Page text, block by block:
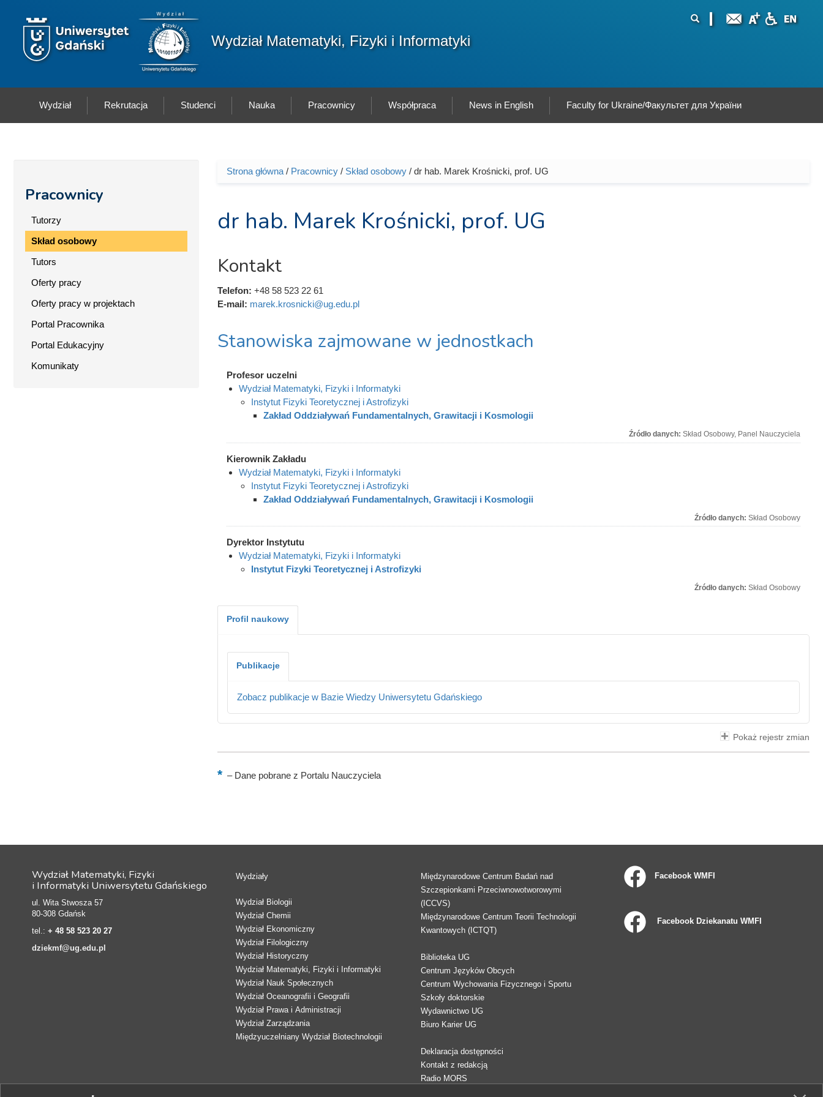
Wydział Matematyki, Fizyki i Informatyki
Wydział Rekrutacja Studenci Nauka Pracownicy Współpraca News in English Faculty for Ukraine/Факультет для України
Pracownicy
Tutorzy
Skład osobowy
Tutors
Oferty pracy
Oferty pracy w projektach
Portal Pracownika
Portal Edukacyjny
Komunikaty
Jesteś tutaj
Strona główna/ Pracownicy/ Skład osobowy/ dr hab. Marek Krośnicki, prof. UG
dr hab. Marek Krośnicki, prof. UG
Kontakt
Telefon: +48 58 523 22 61
E-mail: marek.krosnicki@ug.edu.pl
Stanowiska zajmowane w jednostkach
Profesor uczelni
Wydział Matematyki, Fizyki i Informatyki
Instytut Fizyki Teoretycznej i Astrofizyki
Zakład Oddziaływań Fundamentalnych, Grawitacji i Kosmologii
Źródło danych: Skład Osobowy, Panel Nauczyciela
Kierownik Zakładu
Wydział Matematyki, Fizyki i Informatyki
Instytut Fizyki Teoretycznej i Astrofizyki
Zakład Oddziaływań Fundamentalnych, Grawitacji i Kosmologii
Źródło danych: Skład Osobowy
Dyrektor Instytutu
Wydział Matematyki, Fizyki i Informatyki
Instytut Fizyki Teoretycznej i Astrofizyki
Źródło danych: Skład Osobowy
Profil naukowy
Publikacje
Zobacz publikacje w Bazie Wiedzy Uniwersytetu Gdańskiego
Pokaż rejestr zmian
–Dane pobrane z Portalu Nauczyciela
Wydział Matematyki, Fizyki
i Informatyki Uniwersytetu Gdańskiego
ul. Wita Stwosza 57
80-308 Gdańsk
tel.: + 48 58 523 20 27
dziekmf@ug.edu.pl
Wydziały
Wydział Biologii
Wydział Chemii
Wydział Ekonomiczny
Wydział Filologiczny
Wydział Historyczny
Wydział Matematyki, Fizyki i Informatyki
Wydział Nauk Społecznych
Wydział Oceanografii i Geografii
Wydział Prawa i Administracji
Wydział Zarządzania
Międzyuczelniany Wydział Biotechnologii
Międzynarodowe Centrum Badań nad
Szczepionkami Przeciwnowotworowymi
(ICCVS)
Międzynarodowe Centrum Teorii Technologii
Kwantowych (ICTQT)
Biblioteka UG
Centrum Języków Obcych
Centrum Wychowania Fizycznego i Sportu
Szkoły doktorskie
Wydawnictwo UG
Biuro Karier UG
Deklaracja dostępności
Kontakt z redakcją
Radio MORS
Facebook WMFI
Facebook Dziekanatu WMFI